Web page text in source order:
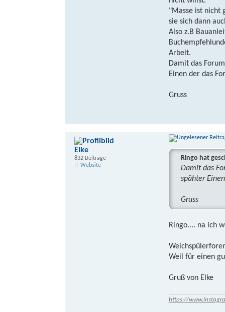
"Masse ist nicht
sie sich dann
Also z.B
Arbeit.
Damit das
Einen der das
Gruss
Ringo hat
Damit das
spähter
Gruss
Ringo.... na ich
Weil für einen
Gruß von Elke
https://
Elke
832 Beiträge
Website